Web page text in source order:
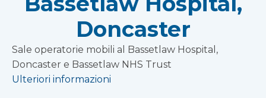
Doncaster
Sale operatorie mobili al Bassetlaw Hospital,
Doncaster e Bassetlaw NHS Trust
Ulteriori informazioni